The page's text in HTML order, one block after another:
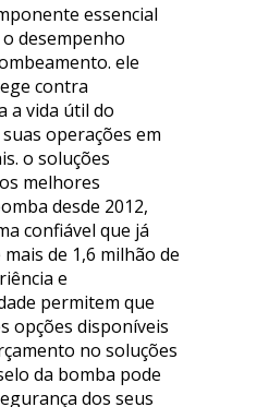
essencial
desempenho
ele
contra
a vida útil do
operações em
o soluções
melhores
desde 2012,
confiável que já
de 1,6 milhão de
e
permitem que
opções disponíveis
no soluções
da bomba pode
dos seus